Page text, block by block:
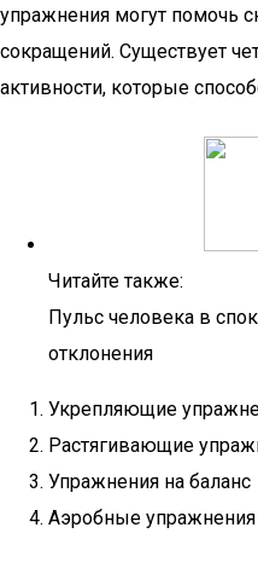
упражнения могут помочь
сокращений. Существует
активности, которые
Читайте также:
Пульс человека в
отклонения
Укрепляющие
Растягивающие
Упражнения на баланс
Аэробные упражнения